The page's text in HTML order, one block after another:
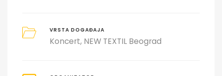
VRSTA DOGAĐAJA
Koncert NEW TEXTIL Beograd